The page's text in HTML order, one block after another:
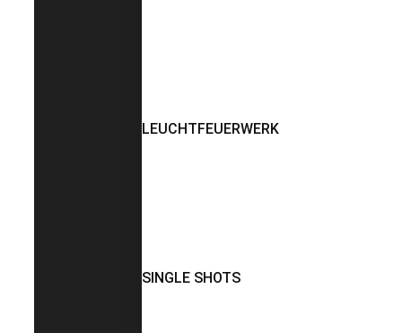
LEUCHTFEUERWERK
SINGLE SHOTS